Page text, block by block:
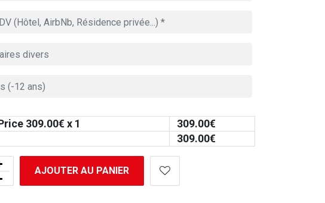
309.00€ x 1 309.00€
309.00€
AJOUTER AU PANIER